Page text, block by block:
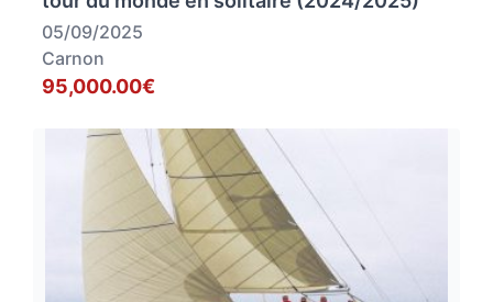
05/09/2025
Carnon
95,000.00€